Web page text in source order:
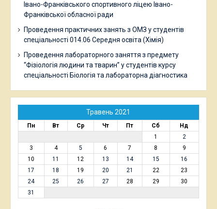
Івано-Франківського спортивного ліцею Івано-
Франківської обласної ради
Проведення практичних занять з ОМЗ у студентів
спеціальності 014.06 Середня освіта (Хімія)
Проведення лабораторного заняття з предмету
“Фізіологія людини та тварин” у студентів курсу
спеціальності Біологія та лабораторна діагностика
Травень 2021
Пн Вт Ср Чт Пт Сб
Нд
1
2
3
4 5 6 7 8
9
10
11 12 13 14 15
16
17
18 19 20 21 22
23
24
25 26 27 28 29
30
31